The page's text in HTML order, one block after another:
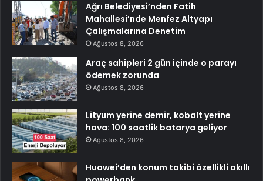
Ağrı Belediyesi’nden Fatih
Mahallesi’nde Menfez Altyapı
Çalışmalarına Denetim
Ağustos 8, 2026
Araç sahipleri 2 gün içinde o parayı
ödemek zorunda
Ağustos 8, 2026
Lityum yerine demir, kobalt yerine
hava: 100 saatlik batarya geliyor
Ağustos 8, 2026
Huawei’den konum takibi özellikli akıllı